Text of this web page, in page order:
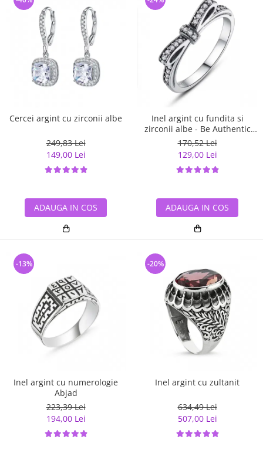
Cercei argint cu zirconii albe
249,83 Lei
149,00 Lei
ADAUGA IN COS
Inel argint cu fundita si
zirconii albe - Be Authentic
IST0007
170,52 Lei
129,00 Lei
ADAUGA IN COS
Inel argint cu numerologie
Abjad
223,39 Lei
194,00 Lei
-13%
Inel argint cu zultanit
634,49 Lei
507,00 Lei
-20%